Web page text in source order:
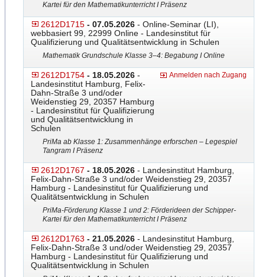
Kartei für den Mathematikunterricht I Präsenz
2612D1715 - 07.05.2026 - Online-Seminar (LI),
webbasiert 99, 22999 Online - Landesinstitut für
Qualifizierung und Qualitätsentwicklung in Schulen
Mathematik Grundschule Klasse 3–4: Begabung I Online
2612D1754 - 18.05.2026 -
Landesinstitut Hamburg, Felix-
Dahn-Straße 3 und/oder
Weidenstieg 29, 20357 Hamburg
- Landesinstitut für Qualifizierung
und Qualitätsentwicklung in
Schulen
Anmelden nach Zugang
PriMa ab Klasse 1: Zusammenhänge erforschen – Legespiel
Tangram I Präsenz
2612D1767 - 18.05.2026 - Landesinstitut Hamburg,
Felix-Dahn-Straße 3 und/oder Weidenstieg 29, 20357
Hamburg - Landesinstitut für Qualifizierung und
Qualitätsentwicklung in Schulen
PriMa-Förderung Klasse 1 und 2: Förderideen der Schipper-
Kartei für den Mathematikunterricht I Präsenz
2612D1763 - 21.05.2026 - Landesinstitut Hamburg,
Felix-Dahn-Straße 3 und/oder Weidenstieg 29, 20357
Hamburg - Landesinstitut für Qualifizierung und
Qualitätsentwicklung in Schulen